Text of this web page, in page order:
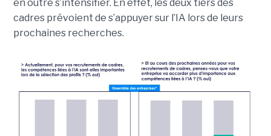
en outre s’intensifier. En effet, les deux tiers des
cadres prévoient de s’appuyer sur l’IA lors de leurs
prochaines recherches.